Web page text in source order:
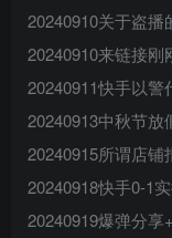
20240910关于盗
20240910来链接
20240911快手以
20240913中秋节放
20240915所谓店
20240918快手0-1
20240919爆弹分